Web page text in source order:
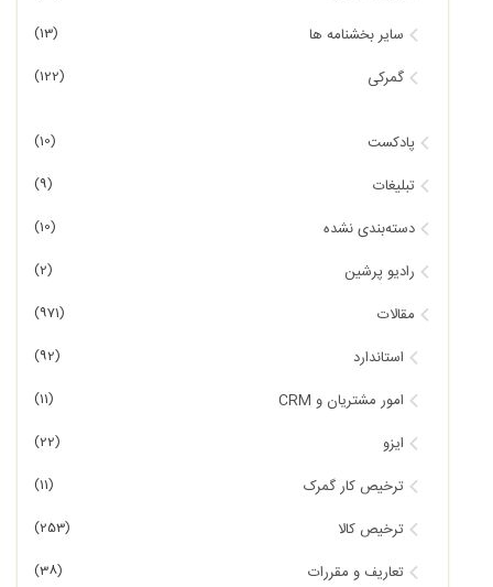
سایر بخشنامه ها (13)
گمرکی (122)
پادکست (10)
تبلیغات (9)
دسته‌بندی نشده (10)
رادیو پرشین (2)
مقالات (971)
استاندارد (92)
امور مشتریان و CRM (11)
ایزو (22)
ترخیص کار گمرک (11)
ترخیص کالا (253)
تعاریف و مقررات (38)